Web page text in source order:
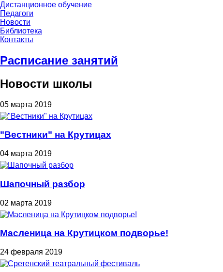
Дистанционное обучение
Педагоги
Новости
Библиотека
Контакты
Расписание занятий
Новости школы
05 марта 2019
"Вестники" на Крутицах
04 марта 2019
Шапочный разбор
02 марта 2019
Масленица на Крутицком подворье!
24 февраля 2019